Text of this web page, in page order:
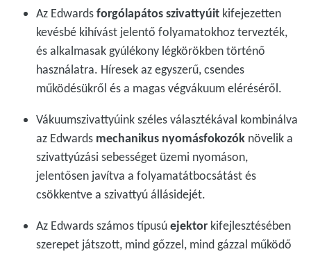
Az Edwardsforgólapátos szivattyúit kifejezetten
kevésbé kihívást jelentő folyamatokhoz tervezték,
és alkalmasak gyúlékony légkörökben történő
használatra. Híresek az egyszerű, csendes
működésükről és a magas végvákuum eléréséről.
Vákuumszivattyúink széles választékával kombinálva
az Edwards mechanikus nyomásfokozók növelik a
szivattyúzási sebességet üzemi nyomáson,
jelentősen javítva a folyamatátbocsátást és
csökkentve a szivattyú állásidejét.
Az Edwards számos típusúejektor kifejlesztésében
szerepet játszott, mind gőzzel, mind gázzal működő